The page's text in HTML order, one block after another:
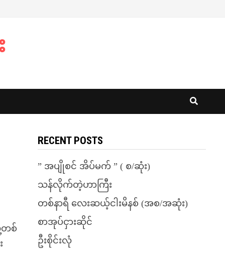
တစ်
RECENT POSTS
” အပျိုစင် အိပ်မက် ” ( စ/ဆုံး)
သန်လိုက်တဲ့ဟာကြီး
တစ်နာရီ လေးဆယ့်ငါးမိနစ် (အစ/အဆုံး)
စာအုပ်ငှားဆိုင်
ဦးစိုင်းလုံ